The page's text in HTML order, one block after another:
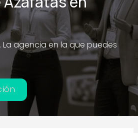
agencia en la que puedes